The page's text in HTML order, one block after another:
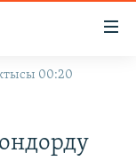
00:20